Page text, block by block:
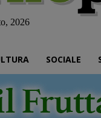
2026
SOCIALE